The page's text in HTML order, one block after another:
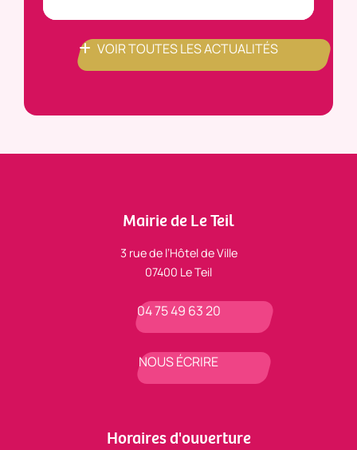
VOIR TOUTES LES ACTUALITÉS
Mairie de Le Teil
3 rue de l’Hôtel de Ville
07400 Le Teil
04 75 49 63 20
NOUS ÉCRIRE
Horaires d'ouverture